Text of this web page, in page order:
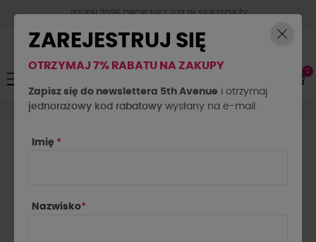
JESIEŃ 2026 DROP NR.1 JUZ W SPRZEDAŻY
Toggle
navigation
☰ 0
Obuwie Kozaki La Milla z różą
ZAREJESTRUJ SIĘ
OTRZYMAJ 7% RABATU NA ZAKUPY
Zapisz się do newslettera 5th Avenue i otrzymaj
jednorazowy kod rabatowy wysłany na e-mail.
Imię *
Nazwisko*